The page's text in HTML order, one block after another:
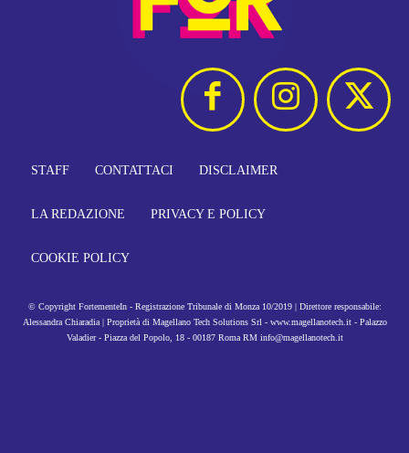
STAFF CONTATTACI DISCLAIMER
LA REDAZIONE PRIVACY E POLICY
COOKIE POLICY
© Copyright FortementeIn - Registrazione Tribunale di Monza 10/2019 | Direttore responsabile:
Alessandra Chiaradia | Proprietà di Magellano Tech Solutions Srl - www.magellanotech.it - Palazzo
Valadier - Piazza del Popolo, 18 - 00187 Roma RM info@magellanotech.it